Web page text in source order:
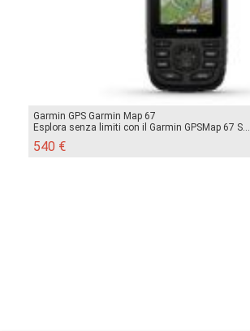
Garmin GPS Garmin Map 67
Esplora senza limiti con il Garmin GPSMap 67 S...
540 €